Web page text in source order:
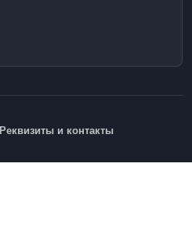
Реквизиты и контакты